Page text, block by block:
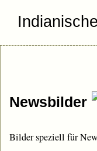
Newsbilder
Bilder speziell für